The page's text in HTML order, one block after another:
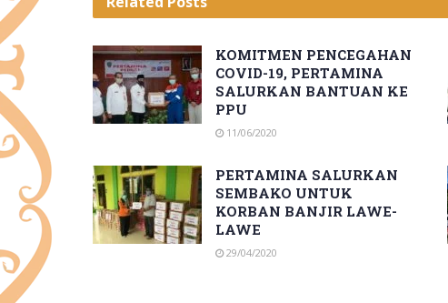
KOMITMEN PENCEGAHAN
COVID-19, PERTAMINA
SALURKAN BANTUAN KE
PPU
11/06/2020
PERTAMINA SALURKAN
SEMBAKO UNTUK
KORBAN BANJIR LAWE-
LAWE
29/04/2020